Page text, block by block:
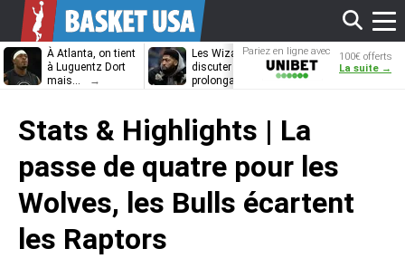
À Atlanta, on tient
à Luguentz Dort
mais…
Les Wizards vont
discuter
prolongation avec
Dennis
découvrira-t-il
Pariez en ligne avec
Unibet
100€ offerts
La suite →
Stats & Highlights | La
passe de quatre pour les
Wolves, les Bulls écartent
les Raptors